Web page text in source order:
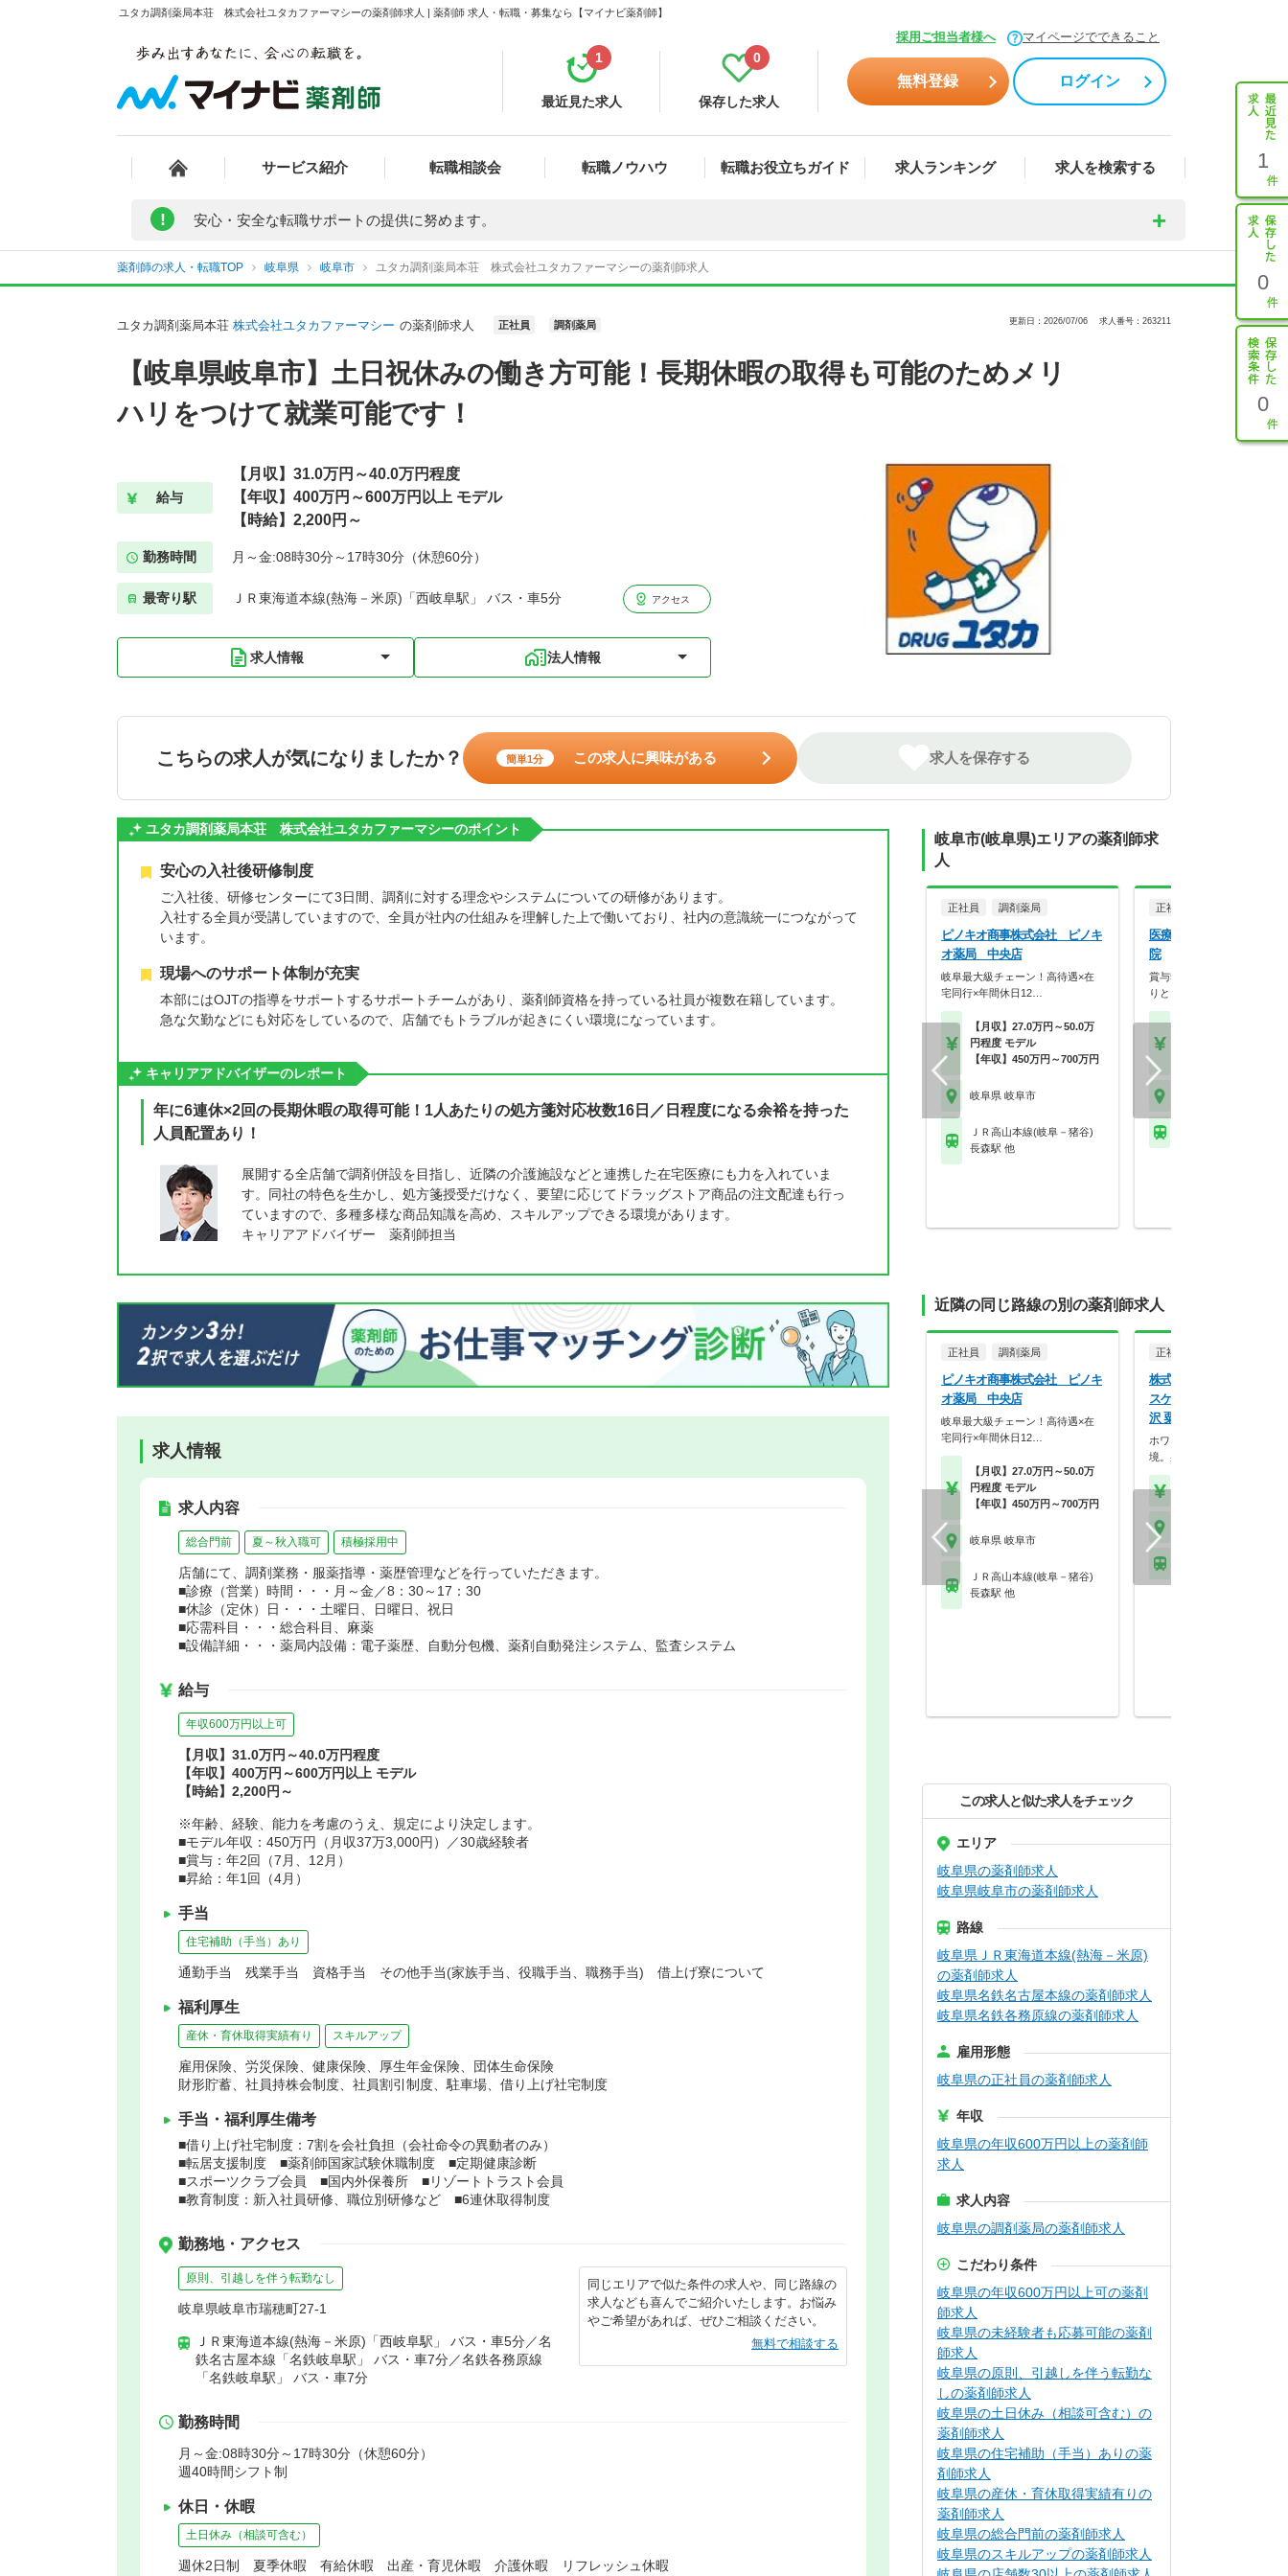
ユタカ調剤薬局本荘 株式会社ユタカファーマシーの薬剤師求人 | 薬剤師 求人・転職・募集なら【マイナビ薬剤師】
採用ご担当者様へ マイページでできること
最近見た求人
1
保存した求人
0
無料登録 ログイン
サービス紹介 転職相談会 転職ノウハウ 転職お役立ちガイド 求人ランキング 求人を検索する 1
0
0
! 安心・安全な転職サポートの提供に努めます。
薬剤師の求人・転職TOP 岐阜県 岐阜市 ユタカ調剤薬局本荘 株式会社ユタカファーマシーの薬剤師求人
ユタカ調剤薬局本荘 株式会社ユタカファーマシー の薬剤師求人 正社員 調剤薬局 更新日：2026/07/06 求人番号：263211
【岐阜県岐阜市】土日祝休みの働き方可能！長期休暇の取得も可能のためメリ
ハリをつけて就業可能です！
給与
【月収】31.0万円～40.0万円程度
【年収】400万円～600万円以上 モデル
【時給】2,200円～
勤務時間 月～金:08時30分～17時30分（休憩60分）
最寄り駅 ＪＲ東海道本線(熱海－米原)「西岐阜駅」 バス・車5分 アクセス
求人情報 法人情報
こちらの求人が気になりましたか？ 簡単1分 この求人に興味がある 求人を保存する
ユタカ調剤薬局本荘 株式会社ユタカファーマシーのポイント
安心の入社後研修制度
ご入社後、研修センターにて3日間、調剤に対する理念やシステムについての研修があります。
入社する全員が受講していますので、全員が社内の仕組みを理解した上で働いており、社内の意識統一につながって
います。
現場へのサポート体制が充実
本部にはOJTの指導をサポートするサポートチームがあり、薬剤師資格を持っている社員が複数在籍しています。
急な欠勤などにも対応をしているので、店舗でもトラブルが起きにくい環境になっています。
キャリアアドバイザーのレポート
年に6連休×2回の長期休暇の取得可能！1人あたりの処方箋対応枚数16日／日程度になる余裕を持った
人員配置あり！
展開する全店舗で調剤併設を目指し、近隣の介護施設などと連携した在宅医療にも力を入れていま
す。同社の特色を生かし、処方箋授受だけなく、要望に応じてドラッグストア商品の注文配達も行っ
ていますので、多種多様な商品知識を高め、スキルアップできる環境があります。
キャリアアドバイザー 薬剤師担当
求人情報
求人内容
総合門前 夏～秋入職可 積極採用中
店舗にて、調剤業務・服薬指導・薬歴管理などを行っていただきます。
■診療（営業）時間・・・月～金／8：30～17：30
■休診（定休）日・・・土曜日、日曜日、祝日
■応需科目・・・総合科目、麻薬
■設備詳細・・・薬局内設備：電子薬歴、自動分包機、薬剤自動発注システム、監査システム
給与
年収600万円以上可
【月収】31.0万円～40.0万円程度
【年収】400万円～600万円以上 モデル
【時給】2,200円～
※年齢、経験、能力を考慮のうえ、規定により決定します。
■モデル年収：450万円（月収37万3,000円）／30歳経験者
■賞与：年2回（7月、12月）
■昇給：年1回（4月）
手当
住宅補助（手当）あり
通勤手当 残業手当 資格手当 その他手当(家族手当、役職手当、職務手当) 借上げ寮について
福利厚生
産休・育休取得実績有り スキルアップ
雇用保険、労災保険、健康保険、厚生年金保険、団体生命保険
財形貯蓄、社員持株会制度、社員割引制度、駐車場、借り上げ社宅制度
手当・福利厚生備考
■借り上げ社宅制度：7割を会社負担（会社命令の異動者のみ）
■転居支援制度 ■薬剤師国家試験休職制度 ■定期健康診断
■スポーツクラブ会員 ■国内外保養所 ■リゾートトラスト会員
■教育制度：新入社員研修、職位別研修など ■6連休取得制度
勤務地・アクセス
原則、引越しを伴う転勤なし
岐阜県岐阜市瑞穂町27-1
ＪＲ東海道本線(熱海－米原)「西岐阜駅」 バス・車5分／名
鉄名古屋本線「名鉄岐阜駅」 バス・車7分／名鉄各務原線
「名鉄岐阜駅」 バス・車7分
同じエリアで似た条件の求人や、同じ路線の
求人なども喜んでご紹介いたします。お悩み
やご希望があれば、ぜひご相談ください。
無料で相談する
勤務時間
月～金:08時30分～17時30分（休憩60分）
週40時間シフト制
休日・休暇
土日休み（相談可含む）
週休2日制 夏季休暇 有給休暇 出産・育児休暇 介護休暇 リフレッシュ休暇
岐阜市(岐阜県)エリアの薬剤師求
人
正社員 調剤薬局
ピノキオ商事株式会社 ピノキ
オ薬局 中央店
岐阜最大級チェーン！高待遇×在
宅同行×年間休日12…
【月収】27.0万円～50.0万
円程度 モデル
【年収】450万円～700万円
岐阜県 岐阜市
ＪＲ高山本線(岐阜－猪谷)
長森駅 他
正社員
医療法人社団尚英会 岐
院
賞与5ヶ月実績★頑張りがし
りとお給与にも反映◎
近隣の同じ路線の別の薬剤師求人
正社員 調剤薬局
ピノキオ商事株式会社 ピノキ
オ薬局 中央店
岐阜最大級チェーン！高待遇×在
宅同行×年間休日12…
【月収】27.0万円～50.0万
円程度 モデル
【年収】450万円～700万円
岐阜県 岐阜市
ＪＲ高山本線(岐阜－猪谷)
長森駅 他
正社員
株式会社ココカラファイ
スケア ジップファーマ
沢 粟野調剤薬局
ホワイト500認定のクリーン
境。身だしなみの自…
この求人と似た求人をチェック
エリア
岐阜県の薬剤師求人
岐阜県岐阜市の薬剤師求人
路線
岐阜県ＪＲ東海道本線(熱海－米原)
の薬剤師求人
岐阜県名鉄名古屋本線の薬剤師求人
岐阜県名鉄各務原線の薬剤師求人
雇用形態
岐阜県の正社員の薬剤師求人
年収
岐阜県の年収600万円以上の薬剤師
求人
求人内容
岐阜県の調剤薬局の薬剤師求人
こだわり条件
岐阜県の年収600万円以上可の薬剤
師求人
岐阜県の未経験者も応募可能の薬剤
師求人
岐阜県の原則、引越しを伴う転勤な
しの薬剤師求人
岐阜県の土日休み（相談可含む）の
薬剤師求人
岐阜県の住宅補助（手当）ありの薬
剤師求人
岐阜県の産休・育休取得実績有りの
薬剤師求人
岐阜県の総合門前の薬剤師求人
岐阜県のスキルアップの薬剤師求人